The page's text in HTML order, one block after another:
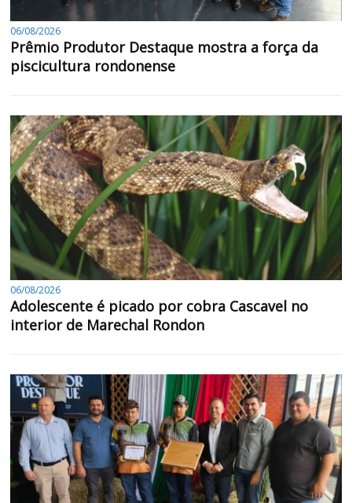
06/08/2026
Prêmio Produtor Destaque mostra a força da
piscicultura rondonense
06/08/2026
Adolescente é picado por cobra Cascavel no
interior de Marechal Rondon